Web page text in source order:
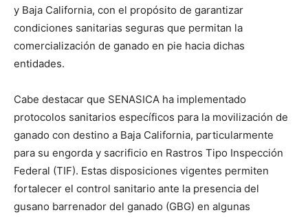
y Baja California, con el propósito de garantizar
condiciones sanitarias seguras que permitan la
comercialización de ganado en pie hacia dichas
entidades.
Cabe destacar que SENASICA ha implementado
protocolos sanitarios específicos para la movilización de
ganado con destino a Baja California, particularmente
para su engorda y sacrificio en Rastros Tipo Inspección
Federal (TIF). Estas disposiciones vigentes permiten
fortalecer el control sanitario ante la presencia del
gusano barrenador del ganado (GBG) en algunas